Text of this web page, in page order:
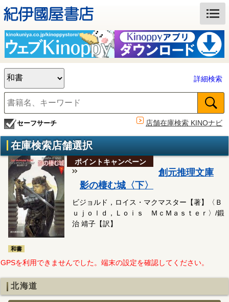
詳細検索
セーフサーチ 店舗在庫検索 KINOナビ
在庫検索店舗選択
和書
ポイントキャンペーン
創元推理文庫
影の棲む城〈下〉
ビジョルド，ロイス・マクマスター【著】〈Ｂ
ｕｊｏｌｄ，Ｌｏｉｓ ＭｃＭａｓｔｅｒ〉/鍛
治 靖子【訳】
GPSを利用できませんでした。端末の設定を確認してください。
北海道